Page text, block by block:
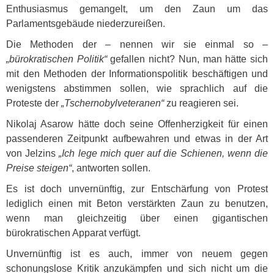
Enthusiasmus gemangelt, um den Zaun um das
Parlamentsgebäude niederzureißen.
Die Methoden der – nennen wir sie einmal so –
„bürokratischen Politik“gefallen nicht? Nun, man hätte sich
mit den Methoden der Informationspolitik beschäftigen und
wenigstens abstimmen sollen, wie sprachlich auf die
Proteste der „Tschernobylveteranen“zu reagieren sei.
Nikolaj Asarow hätte doch seine Offenherzigkeit für einen
passenderen Zeitpunkt aufbewahren und etwas in der Art
von Jelzins„Ich lege mich quer auf die Schienen, wenn die
Preise steigen“, antworten sollen.
Es ist doch unvernünftig, zur Entschärfung von Protest
lediglich einen mit Beton verstärkten Zaun zu benutzen,
wenn man gleichzeitig über einen gigantischen
bürokratischen Apparat verfügt.
Unvernünftig ist es auch, immer von neuem gegen
schonungslose Kritik anzukämpfen und sich nicht um die